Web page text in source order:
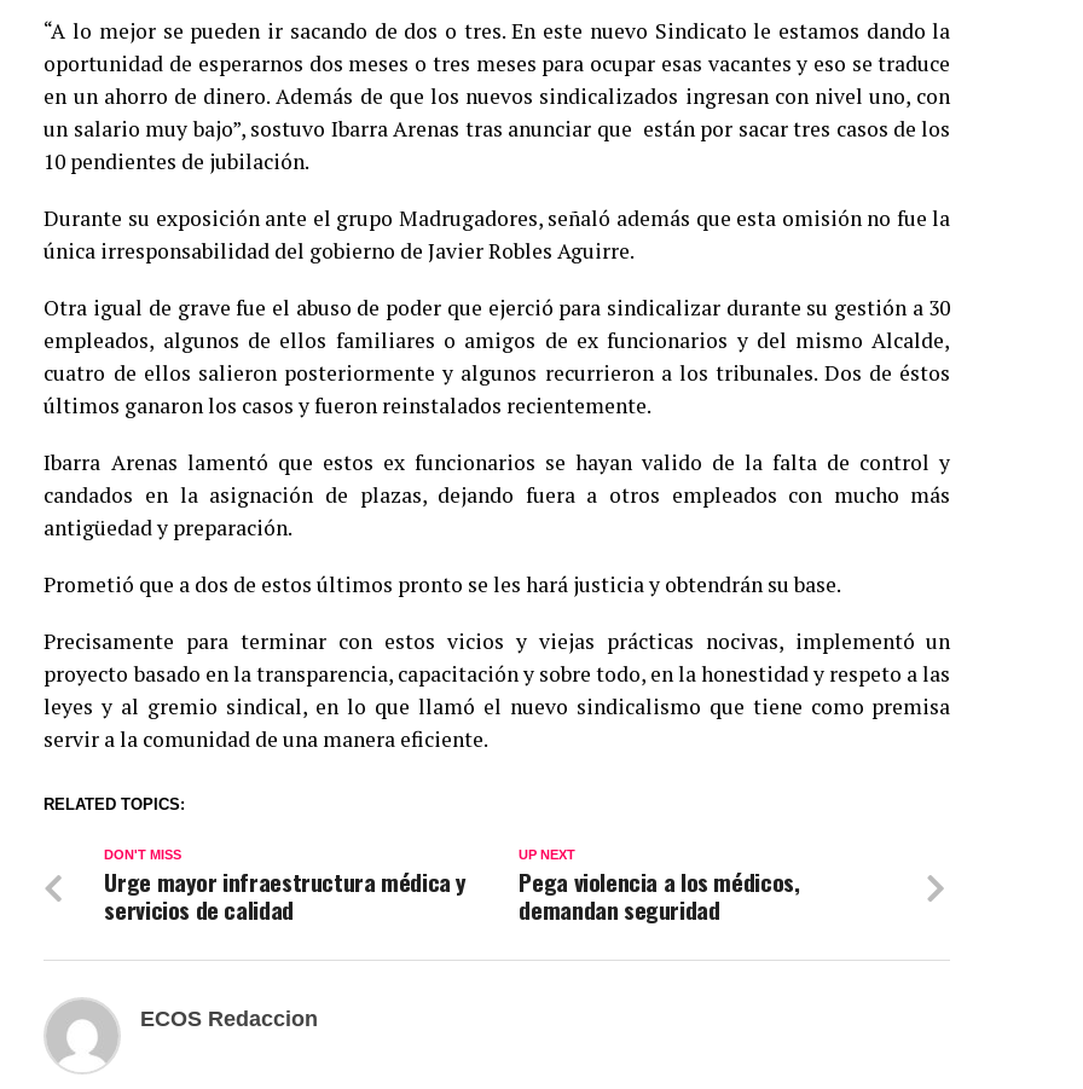
“A lo mejor se pueden ir sacando de dos o tres. En este nuevo Sindicato le estamos dando la
oportunidad de esperarnos dos meses o tres meses para ocupar esas vacantes y eso se traduce
en un ahorro de dinero. Además de que los nuevos sindicalizados ingresan con nivel uno, con
un salario muy bajo”, sostuvo Ibarra Arenas tras anunciar que están por sacar tres casos de los
10 pendientes de jubilación.
Durante su exposición ante el grupo Madrugadores, señaló además que esta omisión no fue la
única irresponsabilidad del gobierno de Javier Robles Aguirre.
Otra igual de grave fue el abuso de poder que ejerció para sindicalizar durante su gestión a 30
empleados, algunos de ellos familiares o amigos de ex funcionarios y del mismo Alcalde,
cuatro de ellos salieron posteriormente y algunos recurrieron a los tribunales. Dos de éstos
últimos ganaron los casos y fueron reinstalados recientemente.
Ibarra Arenas lamentó que estos ex funcionarios se hayan valido de la falta de control y
candados en la asignación de plazas, dejando fuera a otros empleados con mucho más
antigüedad y preparación.
Prometió que a dos de estos últimos pronto se les hará justicia y obtendrán su base.
Precisamente para terminar con estos vicios y viejas prácticas nocivas, implementó un
proyecto basado en la transparencia, capacitación y sobre todo, en la honestidad y respeto a las
leyes y al gremio sindical, en lo que llamó el nuevo sindicalismo que tiene como premisa
servir a la comunidad de una manera eficiente.
RELATED TOPICS:
UP NEXT
Pega violencia a los médicos,
demandan seguridad
DON'T MISS
Urge mayor infraestructura médica y
servicios de calidad
ECOS Redaccion